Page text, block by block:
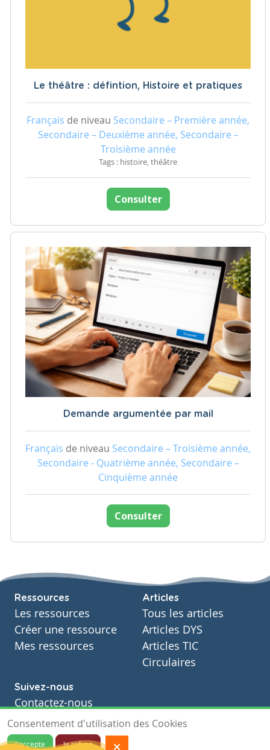
Le théâtre : défintion, Histoire et pratiques
Français de niveau Secondaire – Première année,
Secondaire – Deuxième année, Secondaire –
Troisième année
Tags : histoire, théâtre
Consulter
Demande argumentée par mail
Français de niveau Secondaire – Troisième année,
Secondaire - Quatrième année, Secondaire –
Cinquième année
Consulter
Ressources
Les ressources
Créer une ressource
Mes ressources
Articles
Tous les articles
Articles DYS
Articles TIC
Circulaires
Suivez-nous
Contactez-nous
Soutien scolaire
Notre page Facebook
Consentement d'utilisation des Cookies
J'accepte Je refuse